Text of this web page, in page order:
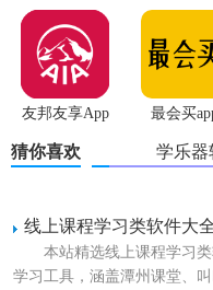
新版
传说无限
友邦友享App 最会买
猜你喜欢
学乐器
线上课程学习类软件大
本站精选线上课程学习
学习工具，涵盖潭州课堂、